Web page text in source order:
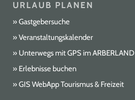
URLAUB PLANEN
Gastgebersuche
Veranstaltungskalender
Unterwegs mit GPS im ARBERLAND
Erlebnisse buchen
GIS WebApp Tourismus & Freizeit